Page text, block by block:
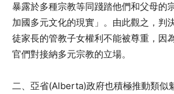
暴露於多種宗教等同踐踏他們和父母的
加國多元文化的現實」。由此觀之，判
徒家長的管教子女權利不能被尊重，因
官們對接納多元宗教的立場。
二、亞省(Alberta)政府也積極推動類似